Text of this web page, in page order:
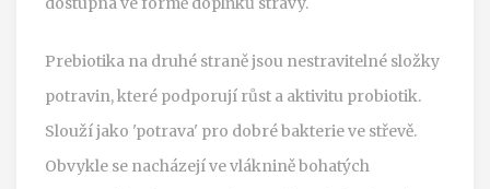
Prebiotika na druhé straně jsou nestravitelné složky
potravin, které podporují růst a aktivitu probiotik.
Slouží jako 'potrava' pro dobré bakterie ve střevě.
Obvykle se nacházejí ve vláknině bohatých